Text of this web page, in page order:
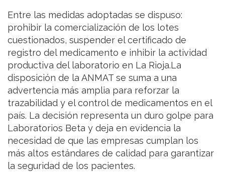
Entre las medidas adoptadas se dispuso:
prohibir la comercialización de los lotes
cuestionados, suspender el certificado de
registro del medicamento e inhibir la actividad
productiva del laboratorio en La Rioja.La
disposición de la ANMAT se suma a una
advertencia más amplia para reforzar la
trazabilidad y el control de medicamentos en el
país. La decisión representa un duro golpe para
Laboratorios Beta y deja en evidencia la
necesidad de que las empresas cumplan los
más altos estándares de calidad para garantizar
la seguridad de los pacientes.